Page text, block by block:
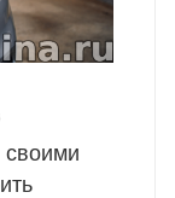
своими